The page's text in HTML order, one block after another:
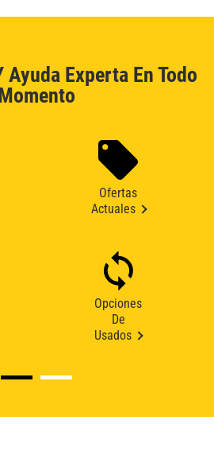
Experta En Todo
Ofertas
Actuales
Opciones
De
Usados